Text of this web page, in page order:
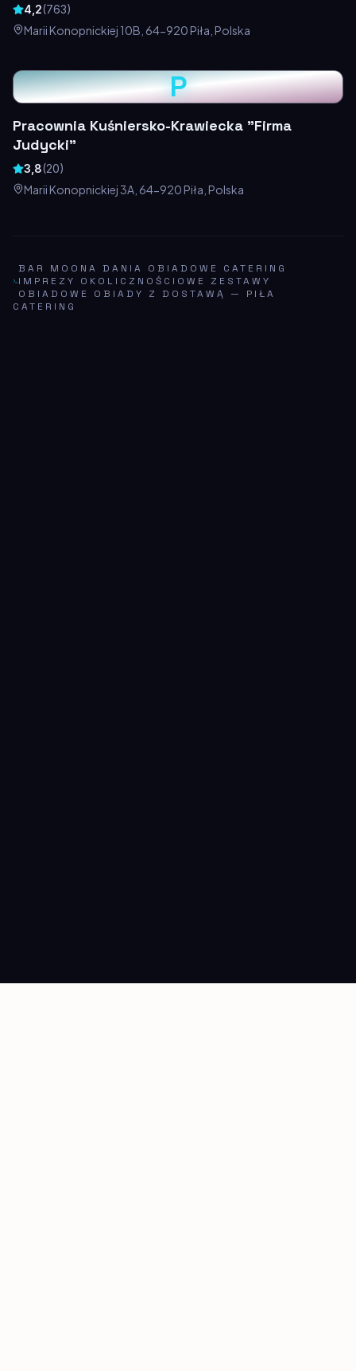
4,2(763)
Marii Konopnickiej 10B, 64-920 Piła, Polska
P
Pracownia Kuśniersko-Krawiecka "Firma
Judycki"
3,8(20)
Marii Konopnickiej 3A, 64-920 Piła, Polska
BAR MOONA DANIA OBIADOWE CATERING
IMPREZY OKOLICZNOŚCIOWE ZESTAWY
OBIADOWE OBIADY Z DOSTAWĄ
— PIŁA
CATERING